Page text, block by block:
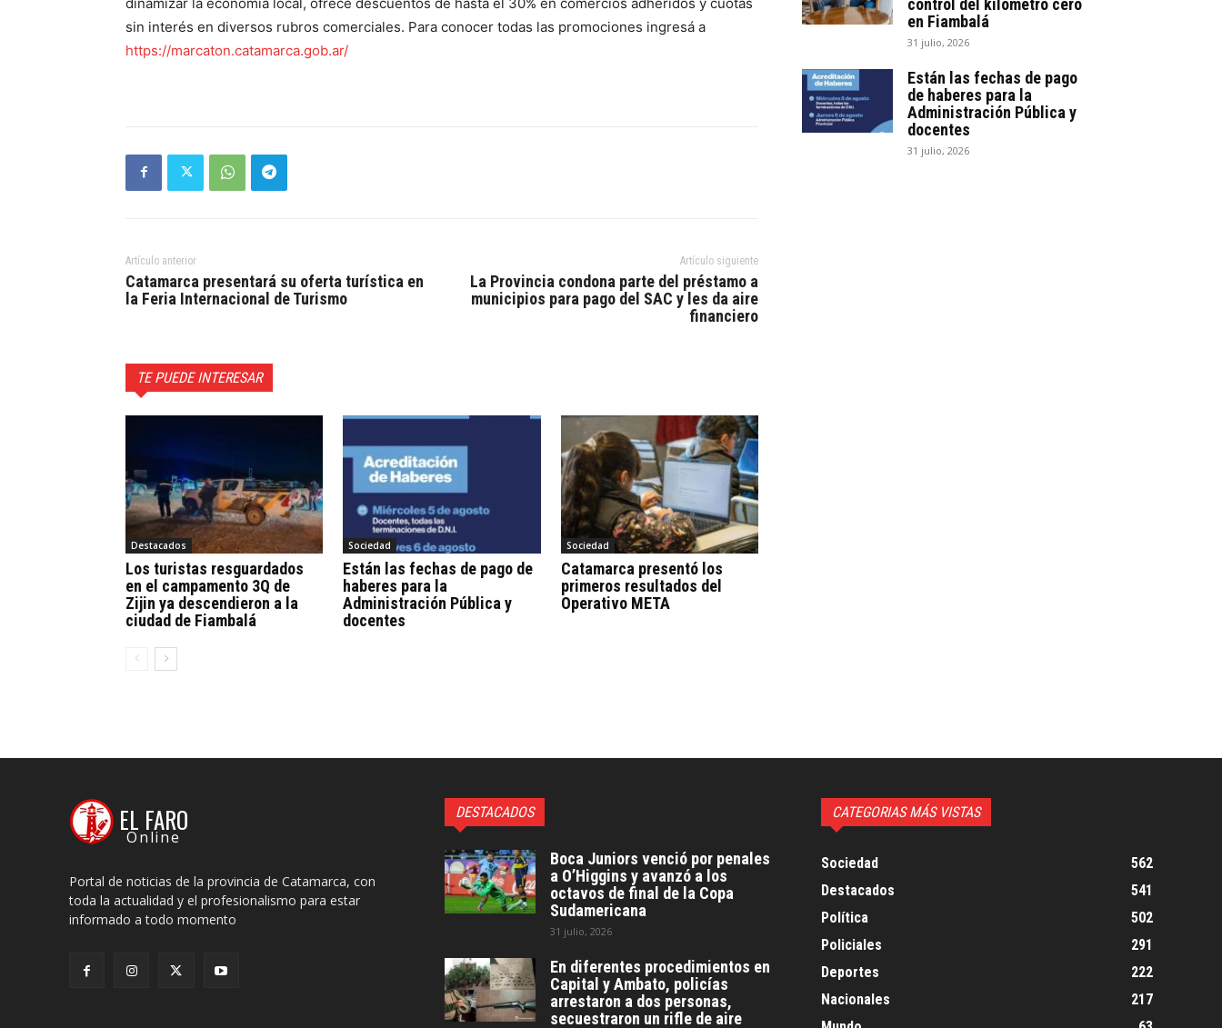
sin interés en diversos rubros comerciales. Para conocer todas las promociones ingresá a
https://marcaton.catamarca.gob.ar/
Artículo anterior
Catamarca presentará su oferta turística en
la Feria Internacional de Turismo
Artículo siguiente
La Provincia condona parte del préstamo a
municipios para pago del SAC y les da aire
financiero
TE PUEDE INTERESAR
Destacados
Los turistas resguardados
en el campamento 3Q de
Zijin ya descendieron a la
ciudad de Fiambalá
Sociedad
Están las fechas de pago de
haberes para la
Administración Pública y
docentes
Sociedad
Catamarca presentó los
primeros resultados del
Operativo META
control del kilómetro cero
en Fiambalá
31 julio, 2026
Están las fechas de pago
de haberes para la
Administración Pública y
docentes
31 julio, 2026
EL FARO
Online
Portal de noticias de la provincia de Catamarca, con
toda la actualidad y el profesionalismo para estar
informado a todo momento
DESTACADOS
Boca Juniors venció por penales
a O’Higgins y avanzó a los
octavos de final de la Copa
Sudamericana
31 julio, 2026
En diferentes procedimientos en
Capital y Ambato, policías
arrestaron a dos personas,
secuestraron un rifle de aire
CATEGORIAS MÁS VISTAS
Sociedad
562
Destacados
541
Política
502
Policiales
291
Deportes
222
Nacionales
217